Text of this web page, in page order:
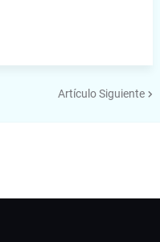
Artículo Siguiente